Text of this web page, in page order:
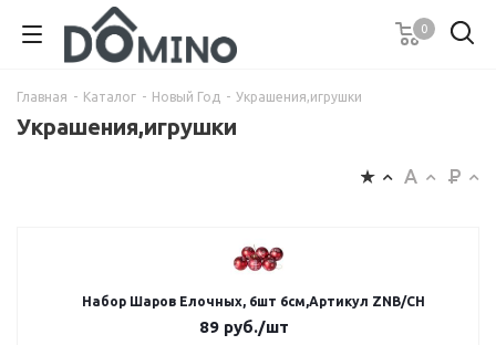
0
Главная - Каталог - Новый Год - Украшения,игрушки
Украшения,игрушки
Набор Шаров Елочных, 6шт 6см,Артикул ZNB/CH
89 руб./шт